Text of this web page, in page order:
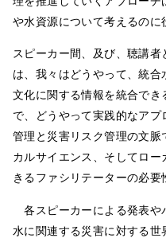
や水資源について考えるのに
スピーカー間、及び、聴講
は、我々はどうやって、統
文化に関する情報を統合で
で、どうやって実践的なア
管理と災害リスク管理の文
カルサイエンス、そしてロ
きるファシリテーターの必要
各スピーカーによる発表や
水に関連する災害に対する世